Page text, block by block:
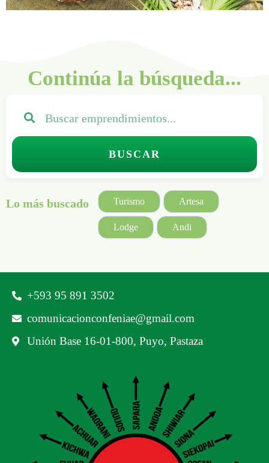
Continúa la búsqueda...
BUSCAR
Lo más buscado Turismo Artesa
Lodge Andi
‪+593 95 891 3502‬
comunicacionconfeniae@gmail.com
Unión Base 16-01-800, Puyo, Pastaza